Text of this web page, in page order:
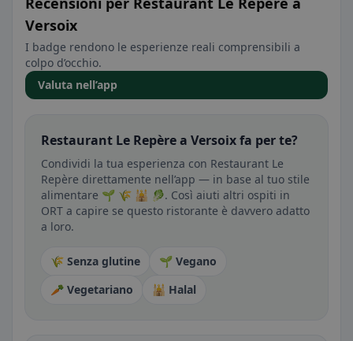
Versoix
I badge rendono le esperienze reali comprensibili a
colpo d’occhio.
Valuta nell’app
Restaurant Le Repère a Versoix fa per te?
Condividi la tua esperienza con Restaurant Le
Repère direttamente nell’app — in base al tuo stile
alimentare 🌱 🌾 🕌 🥬. Così aiuti altri ospiti in
ORT a capire se questo ristorante è davvero adatto
a loro.
🌾 Senza glutine
🌱 Vegano
🥕 Vegetariano
🕌 Halal